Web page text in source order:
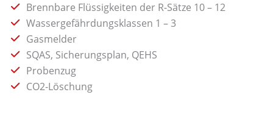
Brennbare Flüssigkeiten der R-Sätze 10 – 12
Wassergefährdungsklassen 1 – 3
Gasmelder
SQAS, Sicherungsplan, QEHS
Probenzug
CO2-Löschung